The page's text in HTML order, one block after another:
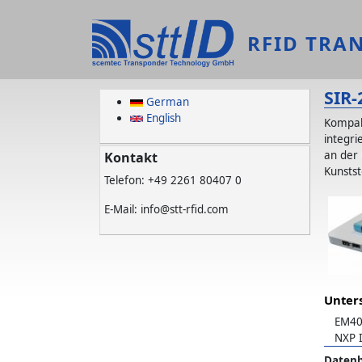
RFID
German
English
Kontakt
Telefon: +49 2261 80407 0
E-Mail: info@stt-rfid.com
an der
NXP